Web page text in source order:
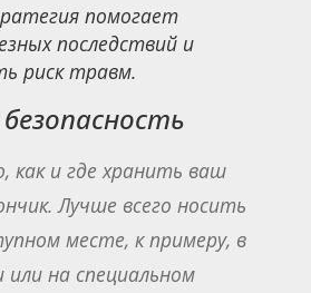
помогает
последствий и
риск травм.
как и где хранить ваш
Лучше всего носить
месте, к примеру, в
или на специальном